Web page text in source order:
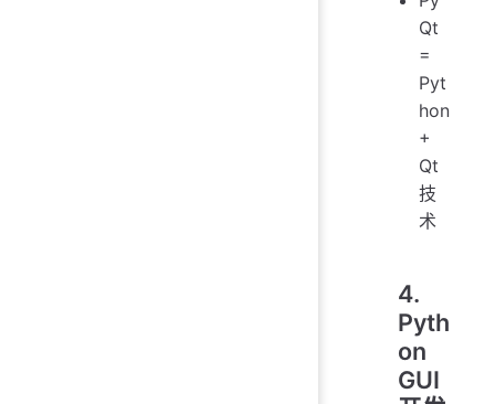
Qt
=
Pyt
hon
+
Qt
技
术
4.
Pyth
on
GUI